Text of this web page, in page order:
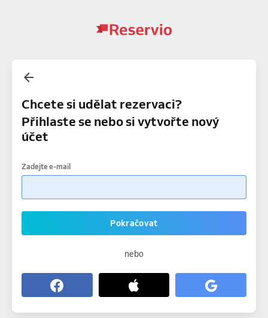
Chcete si udělat rezervaci?
Přihlaste se nebo si vytvořte nový
účet
Zadejte e-mail
Pokračovat
nebo